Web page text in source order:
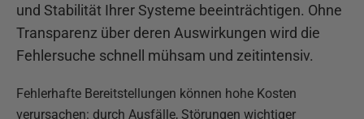
und Stabilität Ihrer Systeme beeinträchtigen. Ohne
Transparenz über deren Auswirkungen wird die
Fehlersuche schnell mühsam und zeitintensiv.
Fehlerhafte Bereitstellungen können hohe Kosten
verursachen: durch Ausfälle, Störungen wichtiger